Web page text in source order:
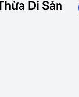
Di Sản